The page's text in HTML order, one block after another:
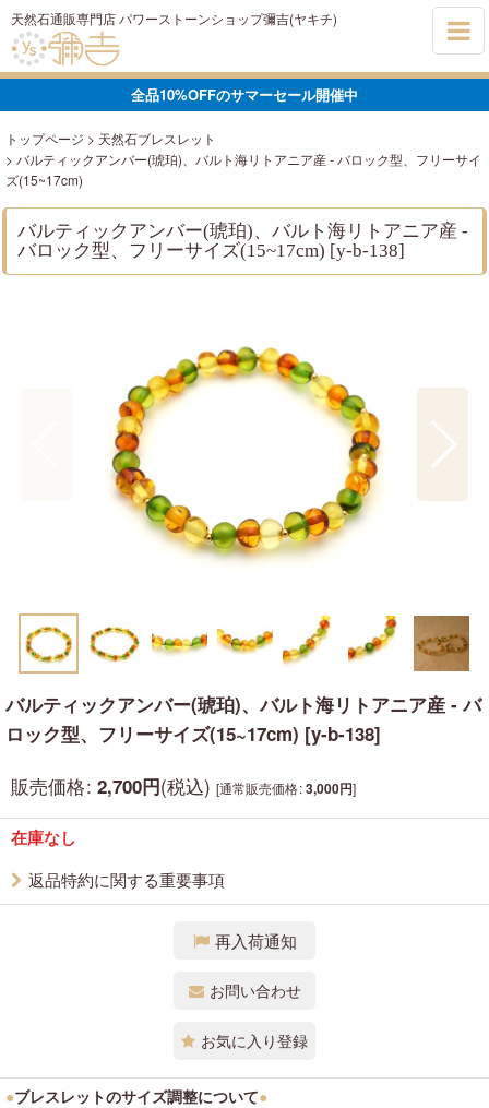
天然石通販専門店 パワーストーンショップ彌吉(ヤキチ)
全品10%OFFのサマーセール開催中
トップページ > 天然石ブレスレット
> バルティックアンバー(琥珀)、バルト海リトアニア産 - バロック型、フリーサイ
ズ(15~17cm)
バルティックアンバー(琥珀)、バルト海リトアニア産 -
バロック型、フリーサイズ(15~17cm) [y-b-138]
バルティックアンバー(琥珀)、バルト海リトアニア産 - バ
ロック型、フリーサイズ(15~17cm) [y-b-138]
販売価格: 2,700円(税込) [通常販売価格:3,000円]
在庫なし
返品特約に関する重要事項
再入荷通知
お問い合わせ
お気に入り登録
●ブレスレットのサイズ調整について●